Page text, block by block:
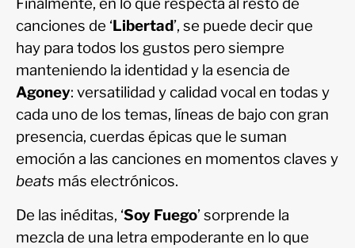
Finalmente, en lo que respecta al resto de
canciones de ‘Libertad’, se puede decir que
hay para todos los gustos pero siempre
manteniendo la identidad y la esencia de
Agoney: versatilidad y calidad vocal en todas y
cada uno de los temas, líneas de bajo con gran
presencia, cuerdas épicas que le suman
emoción a las canciones en momentos claves y
beats más electrónicos.
De las inéditas, ‘Soy Fuego’ sorprende la
mezcla de una letra empoderante en lo que